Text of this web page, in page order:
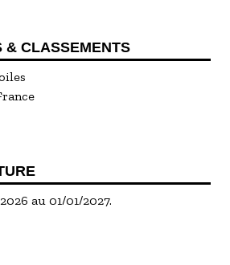
& CLASSEMENTS
au 01/01/2027.